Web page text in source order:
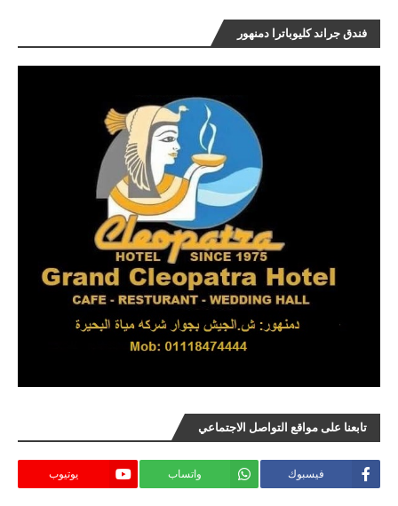
فندق جراند كليوباترا دمنهور
تابعنا على مواقع التواصل الاجتماعي
فيسبوك واتساب يوتيوب